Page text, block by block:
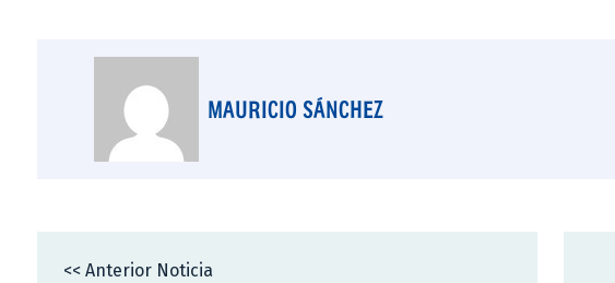
MAURICIO SÁNCHEZ
<< Anterior Noticia